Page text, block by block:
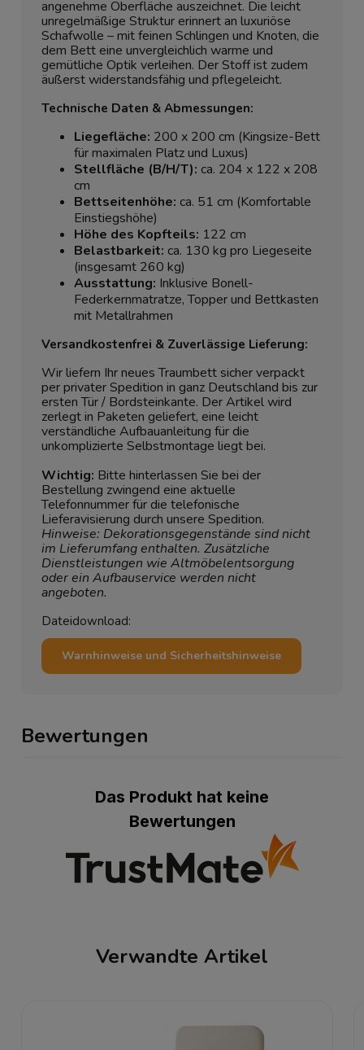
angenehme Oberfläche auszeichnet. Die leicht
unregelmäßige Struktur erinnert an luxuriöse
Schafwolle – mit feinen Schlingen und Knoten, die
dem Bett eine unvergleichlich warme und
gemütliche Optik verleihen. Der Stoff ist zudem
äußerst widerstandsfähig und pflegeleicht.
Technische Daten & Abmessungen:
Liegefläche: 200 x 200 cm (Kingsize-Bett
für maximalen Platz und Luxus)
Stellfläche (B/H/T): ca. 204 x 122 x 208
cm
Bettseitenhöhe: ca. 51 cm (Komfortable
Einstiegshöhe)
Höhe des Kopfteils: 122 cm
Belastbarkeit: ca. 130 kg pro Liegeseite
(insgesamt 260 kg)
Ausstattung: Inklusive Bonell-
Federkernmatratze, Topper und Bettkasten
mit Metallrahmen
Versandkostenfrei & Zuverlässige Lieferung:
Wir liefern Ihr neues Traumbett sicher verpackt
per privater Spedition in ganz Deutschland bis zur
ersten Tür / Bordsteinkante. Der Artikel wird
zerlegt in Paketen geliefert, eine leicht
verständliche Aufbauanleitung für die
unkomplizierte Selbstmontage liegt bei.
Wichtig: Bitte hinterlassen Sie bei der
Bestellung zwingend eine aktuelle
Telefonnummer für die telefonische
Lieferavisierung durch unsere Spedition.
Hinweise: Dekorationsgegenstände sind nicht
im Lieferumfang enthalten. Zusätzliche
Dienstleistungen wie Altmöbelentsorgung
oder ein Aufbauservice werden nicht
angeboten.
Dateidownload:
Warnhinweise und Sicherheitshinweise
Bewertungen
Das Produkt hat keine
Bewertungen
Verwandte Artikel